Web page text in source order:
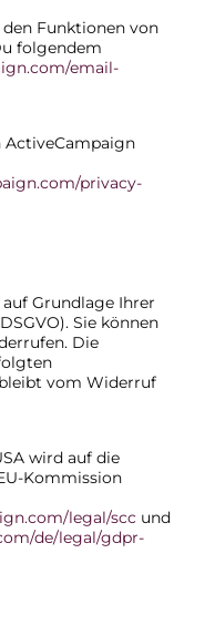
Funktionen von
folgendem
email-
ActiveCampaign
privacy-
Grundlage Ihrer
Sie können
Die
vom Widerruf
wird auf die
Kommission
legal/scc und
de/legal/gdpr-